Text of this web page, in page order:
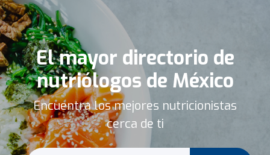
El mayor directorio de
nutriólogos de México
Encuentra los mejores nutricionistas
cerca de ti